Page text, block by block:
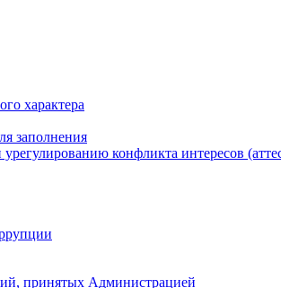
характера
заполнения
конфликта интересов
принятых Администрацией